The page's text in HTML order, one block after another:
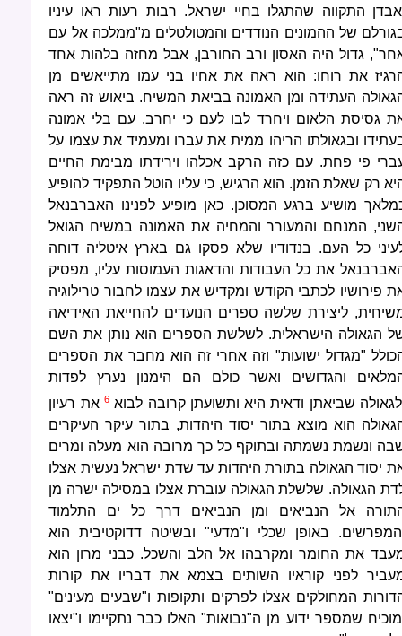
התקווה שהתגלו בחיי ישראל. רבות רעות ראו עיניו
של ההמונים הנודדים והמטולטלים מ"ממלכה אל עם
גדול היה האסון ורב החורבן, אבל מחזה בלהות אחד
את רוחו: הוא ראה את אחיו בני עמו מתייאשים מן
העתידה ומן האמונה בביאת המשיח. ביאוש זה ראה
גסיסת הלאום ויחרד לבו לעם כי יחרב. עם בלי אמונה
ובגאולתו הריהו ממית את עברו ומעמיד את עצמו על
פי פחת. עם כזה הרקב אכלהו וירידתו מבימת החיים
רק שאלת הזמן. הוא הרגיש, כי עליו הוטל התפקיד להופיע
מושיע ברגע המסוכן. כאן מופיע לפנינו האברבנאל
המנחם והמעורר והמחיה את האמונה במשיח הגואל
כל העם. בנדודיו שלא פסקו גם בארץ איטליה דוחה
את כל העבודות והדאגות העמוסות עליו, מפסיק
פירושיו לכתבי הקודש ומקדיש את עצמו לחבור טרילוגיה
ליצירת שלשה ספרים הנועדים להחייאת האידיאה
הגאולה הישראלית. לשלשת הספרים הוא נותן את השם
"מגדול ישועות" וזה אחרי זה הוא מחבר את הספרים
והגדושים ואשר כולם הם הימנון נערץ לפדות
שביאתן ודאית היא ותשועתן קרובה לבוא6 את רעיון
הוא מוצא בתור יסוד היהדות, בתור עיקר העיקרים
ונשמת נשמתה ובתוקף כל כך מרובה הוא מעלה ומרים
יסוד הגאולה בתורת היהדות עד שדת ישראל נעשית אצלו
הגאולה. שלשלת הגאולה עוברת אצלו במסילה ישרה מן
אל הנביאים ומן הנביאים דרך כל ים התלמוד
באופן שכלי ו"מדעי" ובשיטה דדוקטיבית הוא
את החומר ומקרבהו אל הלב והשכל. כבני מרון הוא
לפני קוראיו השותים בצמא את דבריו את קורות
המחולקים אצלו לפרקים ותקופות ו"שבעים מעינים"
שמספר ידוע מן ה"נבואות" האלו כבר נתקיימו ו"יצאו